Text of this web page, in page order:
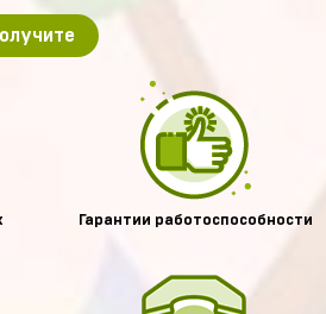
Гарантии работоспособности